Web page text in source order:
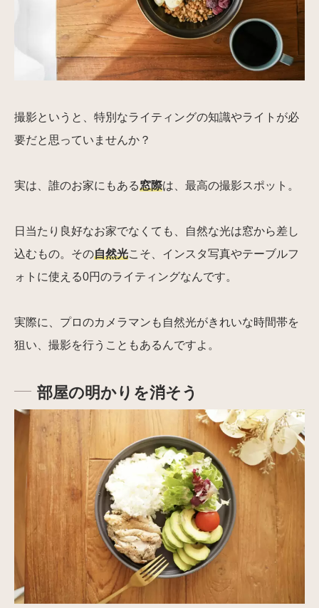
撮影というと、特別なライティングの知識やライトが必
要だと思っていませんか？
実は、誰のお家にもある窓際は、最高の撮影スポット。
日当たり良好なお家でなくても、自然な光は窓から差し
込むもの。その自然光こそ、インスタ写真やテーブルフ
ォトに使える0円のライティングなんです。
実際に、プロのカメラマンも自然光がきれいな時間帯を
狙い、撮影を行うこともあるんですよ。
部屋の明かりを消そう